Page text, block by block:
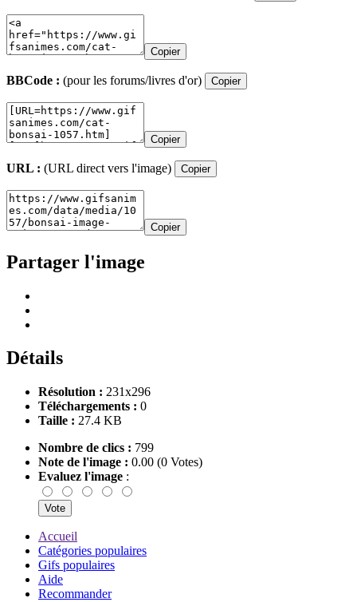
Copier
BBCode : (pour les forums/livres d'or) Copier
Copier
URL : (URL direct vers l'image) Copier
Copier
Partager l'image
Détails
Résolution : 231x296
Téléchargements : 0
Taille : 27.4 KB
Nombre de clics : 799
Note de l'image : 0.00 (0 Votes)
Evaluez l'image :
Accueil
Catégories populaires
Gifs populaires
Aide
Recommander